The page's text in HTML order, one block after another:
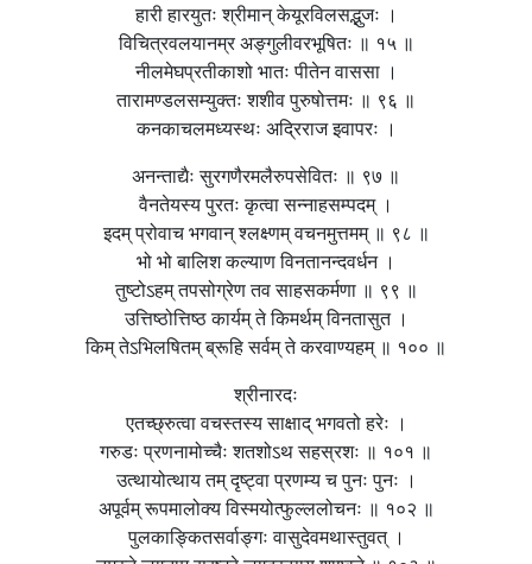
हारी हारयुतः श्रीमान् केयूरविलसद्भुजः ।
विचित्रवलयानम्र अङ्गुलीवरभूषितः ॥ १५ ॥
नीलमेघप्रतीकाशो भातः पीतेन वाससा ।
तारामण्डलसम्युक्तः शशीव पुरुषोत्तमः ॥ ९६ ॥
कनकाचलमध्यस्थः अद्रिराज इवापरः ।
अनन्ताद्यैः सुरगणैरमलैरुपसेवितः ॥ ९७ ॥
वैनतेयस्य पुरतः कृत्वा सन्नाहसम्पदम् ।
इदम् प्रोवाच भगवान् श्लक्ष्णम् वचनमुत्तमम् ॥ ९८ ॥
भो भो बालिश कल्याण विनतानन्दवर्धन ।
तुष्टोऽहम् तपसोग्रेण तव साहसकर्मणा ॥ ९९ ॥
उत्तिष्ठोत्तिष्ठ कार्यम् ते किमर्थम् विनतासुत ।
किम् तेऽभिलषितम् ब्रूहि सर्वम् ते करवाण्यहम् ॥ १०० ॥
श्रीनारदः
एतच्छ्रुत्वा वचस्तस्य साक्षाद् भगवतो हरेः ।
गरुडः प्रणनामोच्चैः शतशोऽथ सहस्रशः ॥ १०१ ॥
उत्थायोत्थाय तम् दृष्ट्वा प्रणम्य च पुनः पुनः ।
अपूर्वम् रूपमालोक्य विस्मयोत्फुल्ललोचनः ॥ १०२ ॥
पुलकाङ्कितसर्वाङ्गः वासुदेवमथास्तुवत् ।